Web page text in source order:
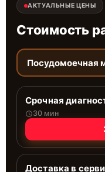
АКТУАЛЬНЫЕ ЦЕНЫ
Стоимость
Посудомоечная
Срочная
30 мин
Доставка в